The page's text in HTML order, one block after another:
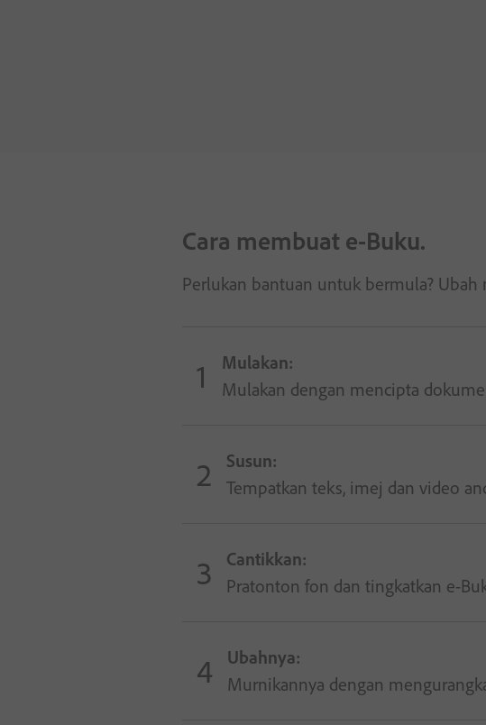
Cara membuat e-Buku.
Perlukan bantuan untuk bermula?
Mulakan:
Mulakan dengan mencipta
Susun:
Tempatkan teks, imej dan video
Cantikkan:
Pratonton fon dan tingkatkan e-
Ubahnya:
Murnikannya dengan